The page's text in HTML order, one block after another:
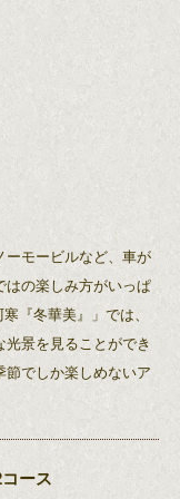
ーモービルなど、車が
はの楽しみ方がいっぱ
『冬華美』」では、
景を見ることができ
節でしか楽しめないア
ース